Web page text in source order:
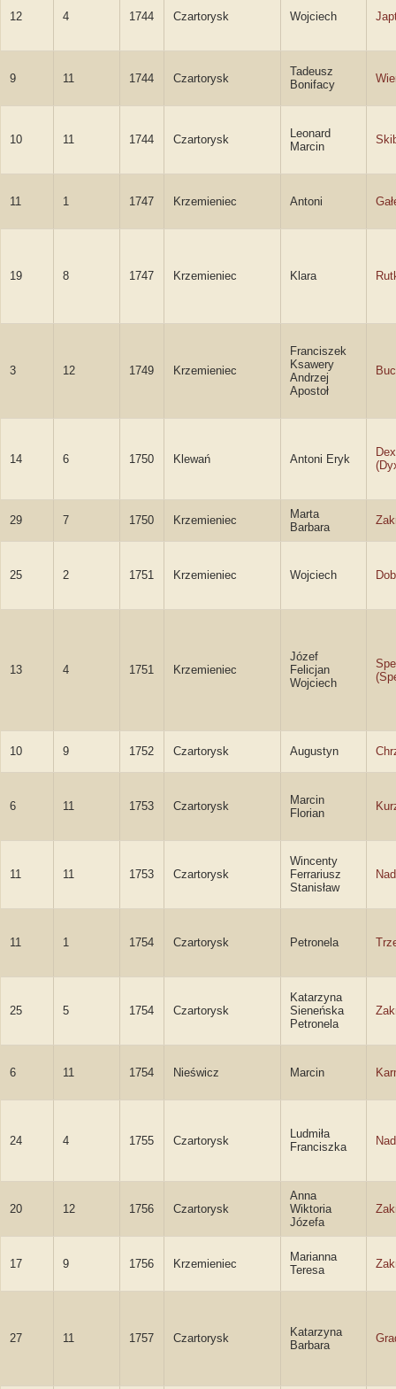
12 4 1744 Czartorysk Wojciech
9 11 1744 Czartorysk
Tadeusz
Bonifacy
10 11 1744 Czartorysk
Leonard
Marcin
11 1 1747 Krzemieniec Antoni
19 8 1747 Krzemieniec Klara
3 12 1749 Krzemieniec
Franciszek
Ksawery
Andrzej
Apostoł
14 6 1750 Klewań Antoni Eryk
29 7 1750 Krzemieniec
Marta
Barbara
25 2 1751 Krzemieniec Wojciech
13 4 1751 Krzemieniec
Józef
Felicjan
Wojciech
10 9 1752 Czartorysk Augustyn
6 11 1753 Czartorysk
Marcin
Florian
11 11 1753 Czartorysk
Wincenty
Ferrariusz
Stanisław
11 1 1754 Czartorysk Petronela
25 5 1754 Czartorysk
Katarzyna
Sieneńska
Petronela
6 11 1754 Nieświcz Marcin
24 4 1755 Czartorysk
Ludmiła
Franciszka
20 12 1756 Czartorysk
Anna
Wiktoria
Józefa
17 9 1756 Krzemieniec
Marianna
Teresa
27 11 1757 Czartorysk
Katarzyna
Barbara